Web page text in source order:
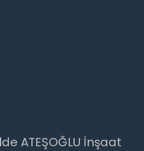
ATEŞOĞLU İnşaat